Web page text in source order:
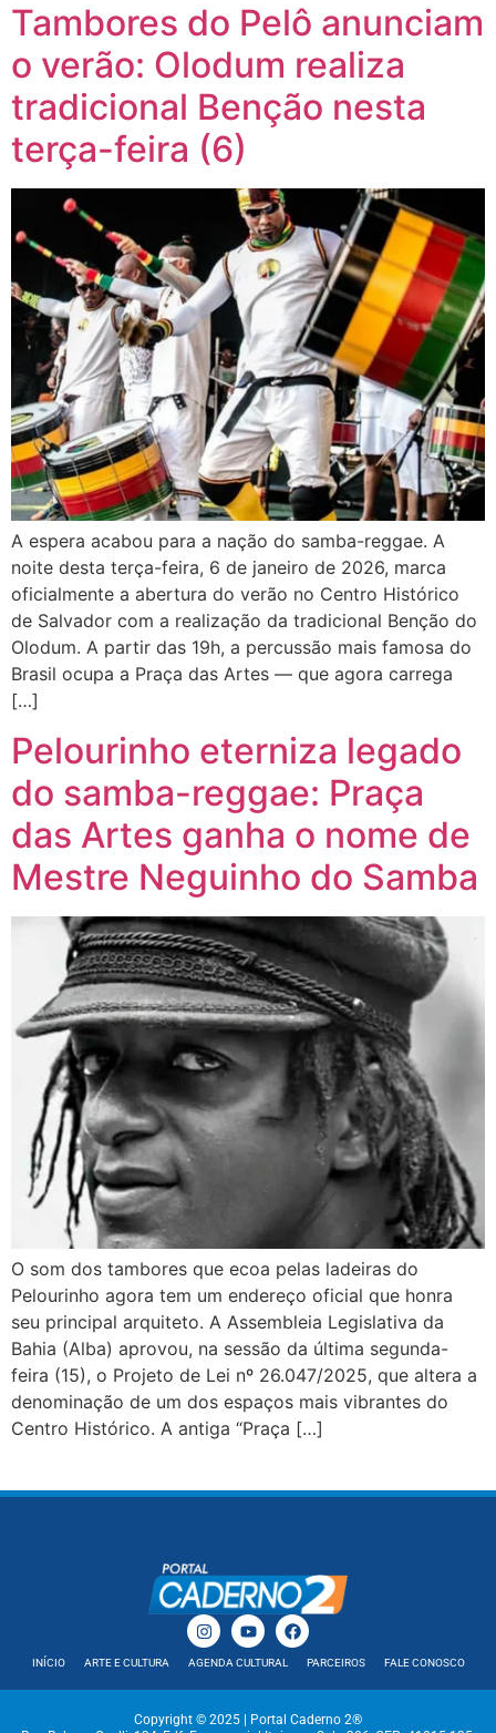
Tambores do Pelô anunciam
o verão: Olodum realiza
tradicional Benção nesta
terça-feira (6)
A espera acabou para a nação do samba-reggae. A
noite desta terça-feira, 6 de janeiro de 2026, marca
oficialmente a abertura do verão no Centro Histórico
de Salvador com a realização da tradicional Benção do
Olodum. A partir das 19h, a percussão mais famosa do
Brasil ocupa a Praça das Artes — que agora carrega
[…]
Pelourinho eterniza legado
do samba-reggae: Praça
das Artes ganha o nome de
Mestre Neguinho do Samba
O som dos tambores que ecoa pelas ladeiras do
Pelourinho agora tem um endereço oficial que honra
seu principal arquiteto. A Assembleia Legislativa da
Bahia (Alba) aprovou, na sessão da última segunda-
feira (15), o Projeto de Lei nº 26.047/2025, que altera a
denominação de um dos espaços mais vibrantes do
Centro Histórico. A antiga “Praça […]
INÍCIO ARTE E CULTURA AGENDA CULTURAL PARCEIROS FALE CONOSCO
Copyright © 2025 | Portal Caderno 2®